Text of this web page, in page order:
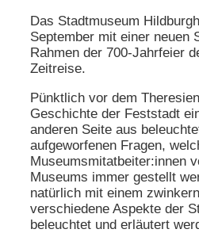
Das Stadtmuseum
September mit einer neuen
Rahmen der 700-Jahrfeier
Zeitreise.
Pünktlich vor dem
Geschichte der Feststadt
anderen Seite aus
aufgeworfenen Fragen,
Museumsmitatbeiter:innen
Museums immer gestellt
natürlich mit einem
verschiedene Aspekte der
beleuchtet und erläutert